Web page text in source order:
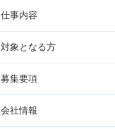
仕事内容
対象となる方
募集要項
会社情報